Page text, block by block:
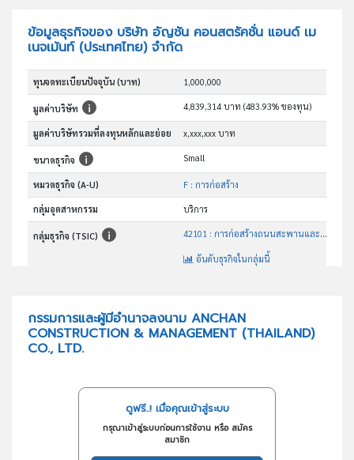
ข้อมูลธุรกิจของ บริษัท อัญชัน คอนสตรัคชั่น แอนด์ เม
เนจเม้นท์ (ประเทศไทย) จำกัด
ทุนจดทะเบียนปัจจุบัน (บาท) 1,000,000
มูลค่าบริษัท 4,839,314 บาท (483.93% ของทุน)
มูลค่าบริษัทรวมที่ลงทุนหลักและย่อย x,xxx,xxx บาท
ขนาดธุรกิจ Small
หมวดธุรกิจ (A-U) F : การก่อสร้าง
กลุ่มอุตสาหกรรม บริการ
กลุ่มธุรกิจ (TSIC) 42101 : การก่อสร้างถนนสะพานและอุโมงค์
อันดับธุรกิจในกลุ่มนี้
กรรมการและผู้มีอำนาจลงนาม ANCHAN
CONSTRUCTION & MANAGEMENT (THAILAND)
CO., LTD.
ดูฟรี..! เมื่อคุณเข้าสู่ระบบ
กรุณาเข้าสู่ระบบก่อนการใช้งาน หรือ สมัคร
สมาชิก